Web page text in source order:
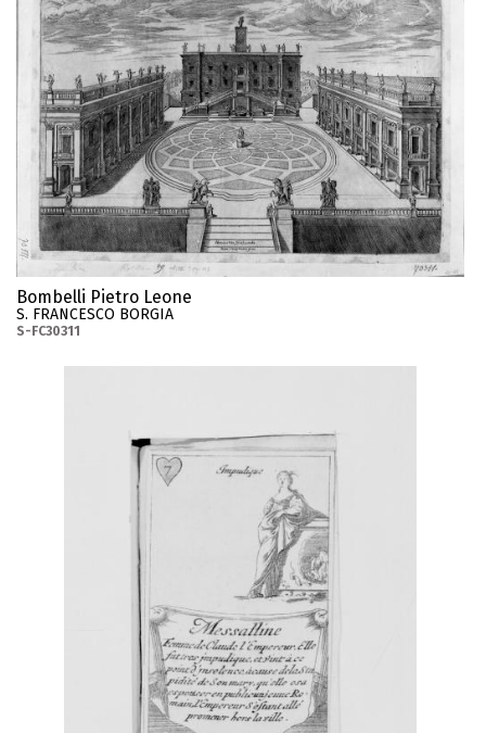
Bombelli Pietro Leone
S. FRANCESCO BORGIA
S-FC30311